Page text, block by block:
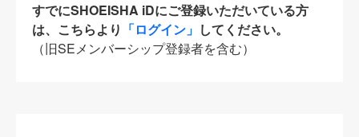
すでにSHOEISHA iDにご登録いただいている方
は、こちらより 「ログイン」 してください。
（旧SEメンバーシップ登録者を含む）